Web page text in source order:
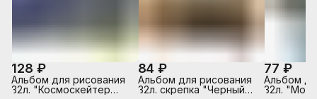
128 ₽
Альбом для рисования
32л. "Космоскейтер
84 ₽
Альбом для рисования
32л. скрепка "Черный
77 ₽
Альбом
32л.